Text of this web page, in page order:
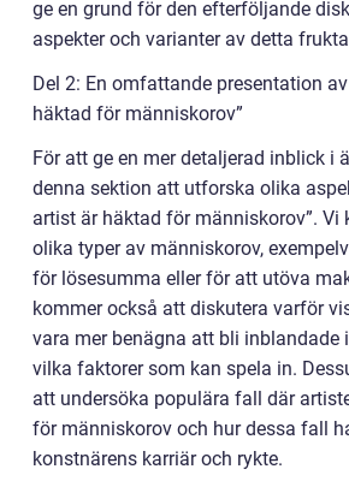
ge en grund för den efterföljande
aspekter och varianter av detta
Del 2: En omfattande presentation
häktad för människorov”
För att ge en mer detaljerad inblick i
denna sektion att utforska olika
artist är häktad för människorov”. Vi
olika typer av människorov,
för lösesumma eller för att utöva
kommer också att diskutera varför
vara mer benägna att bli inblandade
vilka faktorer som kan spela in.
att undersöka populära fall där
för människorov och hur dessa fall
konstnärens karriär och rykte.